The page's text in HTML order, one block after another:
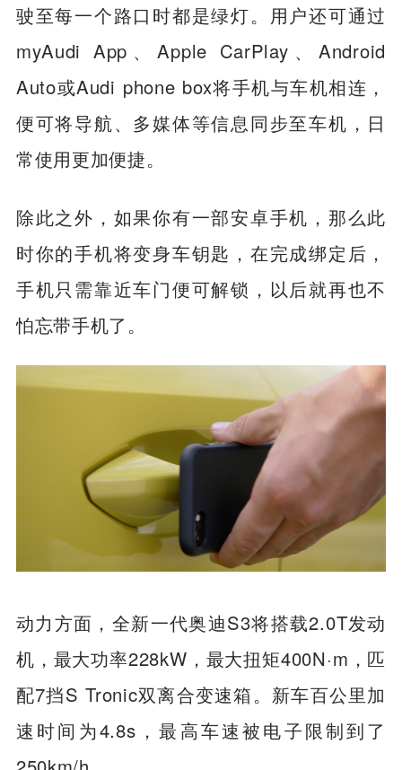
驶至每一个路口时都是绿灯。用户还可通过
myAudi App、Apple CarPlay、Android
Auto或Audi phone box将手机与车机相连，
便可将导航、多媒体等信息同步至车机，日
常使用更加便捷。
除此之外，如果你有一部安卓手机，那么此
时你的手机将变身车钥匙，在完成绑定后，
手机只需靠近车门便可解锁，以后就再也不
怕忘带手机了。
动力方面，全新一代奥迪S3将搭载2.0T发动
机，最大功率228kW，最大扭矩400N·m，匹
配7挡S Tronic双离合变速箱。新车百公里加
速时间为4.8s，最高车速被电子限制到了